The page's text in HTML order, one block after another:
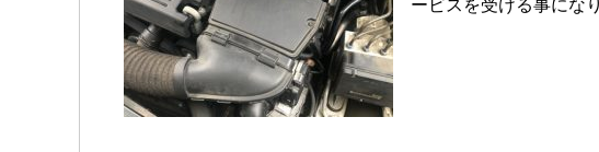
ービスを受ける事にな